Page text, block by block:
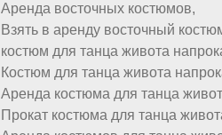
Аренда восточных костюмов,
Взять в аренду восточный
костюм для танца живота
Костюм для танца живота
Аренда костюма для танца
Прокат костюма для танца